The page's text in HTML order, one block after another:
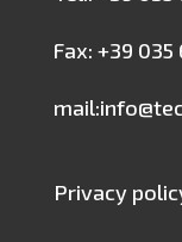
Fax: +39 035
Privacy